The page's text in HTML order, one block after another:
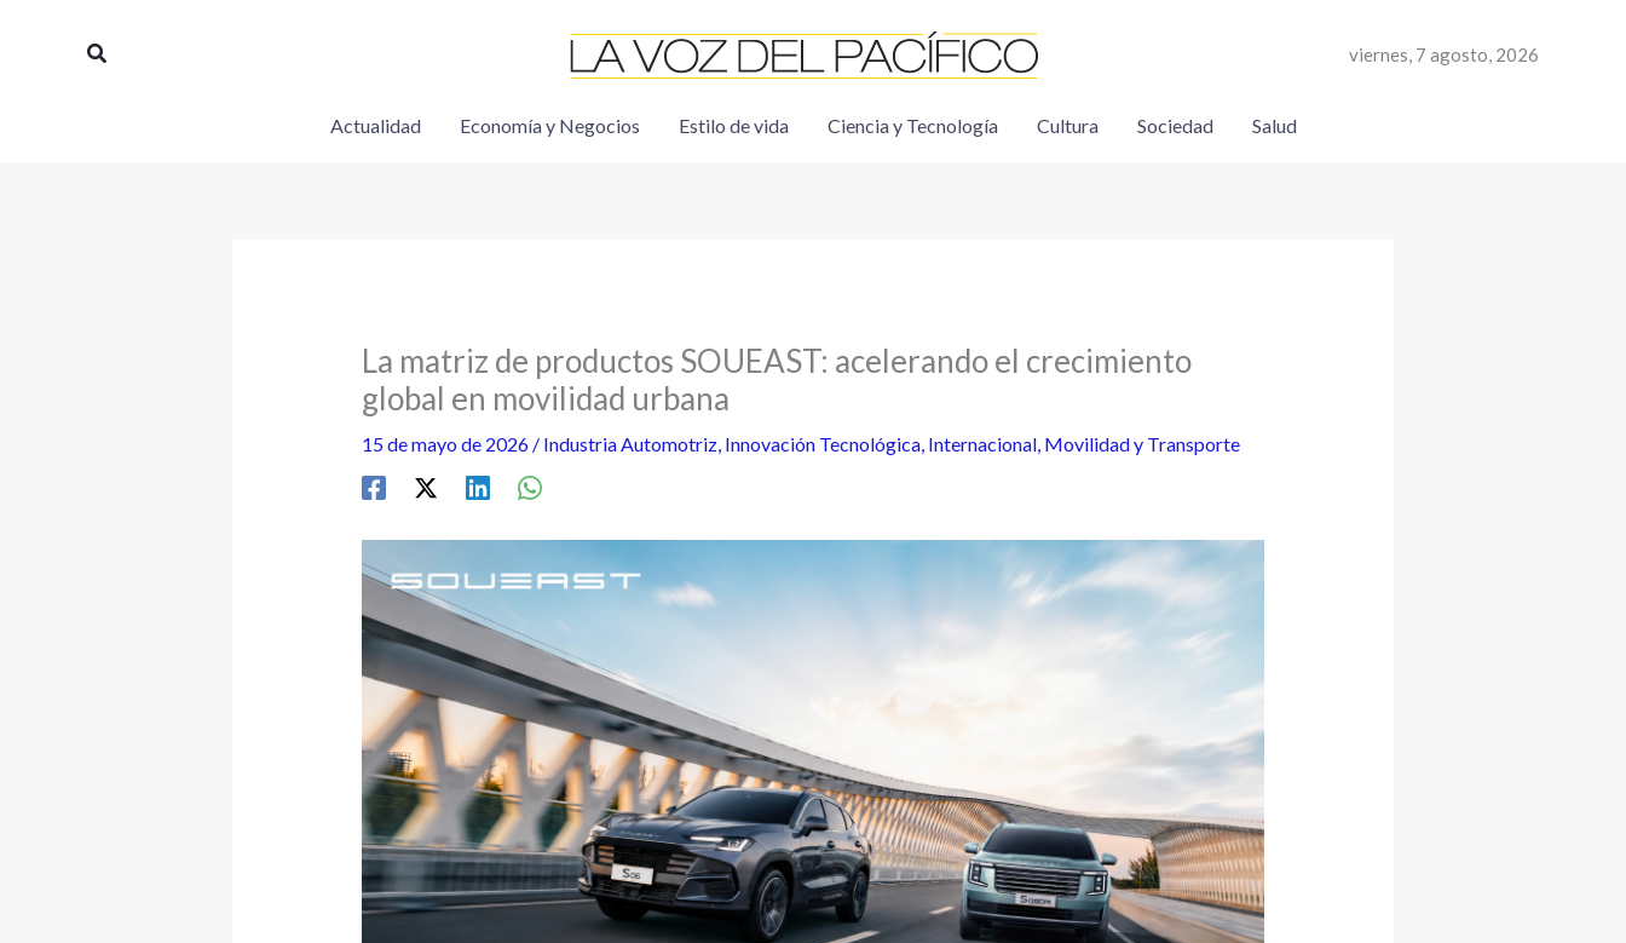
Buscar viernes, 7 agosto, 2026
Actualidad Economía y Negocios Estilo de vida Ciencia y Tecnología Cultura Sociedad Salud
La matriz de productos SOUEAST: acelerando el crecimiento
global en movilidad urbana
15 de mayo de 2026 / Industria Automotriz, Innovación Tecnológica, Internacional, Movilidad y Transporte